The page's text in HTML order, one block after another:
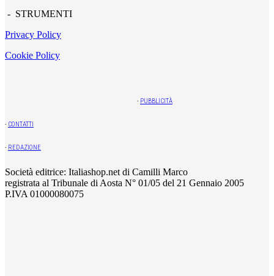
- STRUMENTI
Privacy Policy
Cookie Policy
- PUBBLICITÀ
- CONTATTI
- REDAZIONE
Società editrice: Italiashop.net di Camilli Marco
registrata al Tribunale di Aosta N° 01/05 del 21 Gennaio 2005
P.IVA 01000080075